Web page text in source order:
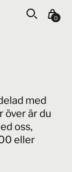
0
med
över är du
oss,
eller